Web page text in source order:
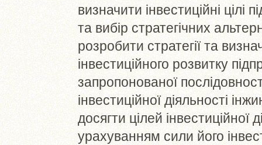
визначити інвестиційні цілі
та вибір стратегічних
розробити стратегії та
інвестиційного розвитку
запропонованої
інвестиційної діяльності
досягти цілей інвестиційної
урахуванням сили його